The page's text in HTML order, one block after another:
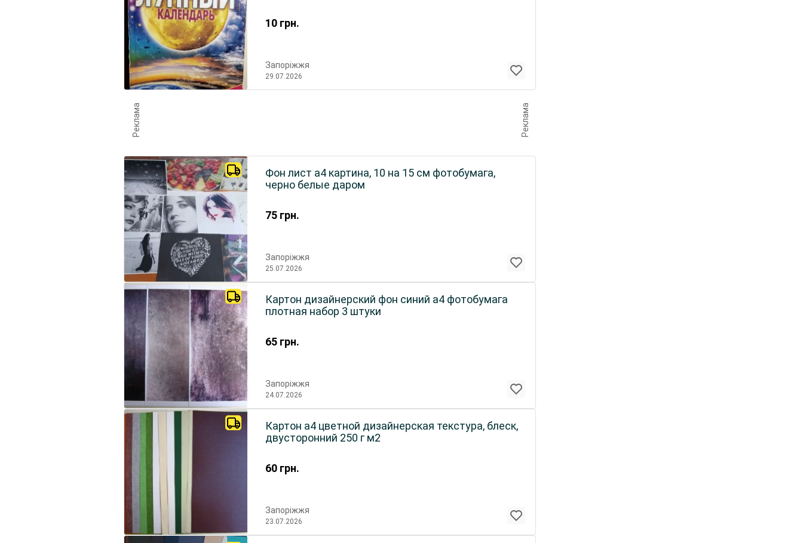
10 грн.
Запоріжжя
29.07.2026
Реклама Реклама
75 грн.
Фон лист а4 картина, 10 на 15 см фотобумага,
черно белые даром
Запоріжжя
25.07.2026
65 грн.
Картон дизайнерский фон синий а4 фотобумага
плотная набор 3 штуки
Запоріжжя
24.07.2026
60 грн.
Картон а4 цветной дизайнерская текстура, блеск,
двусторонний 250 г м2
Запоріжжя
23.07.2026